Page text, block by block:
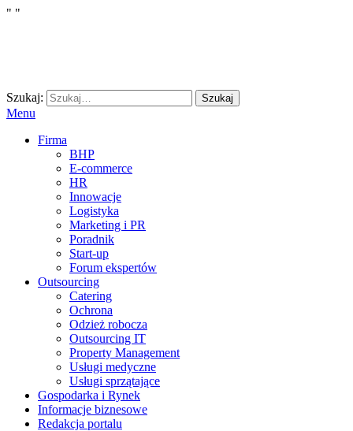
" "
Szukaj: Szukaj
Menu
Firma
BHP
E-commerce
HR
Innowacje
Logistyka
Marketing i PR
Poradnik
Start-up
Forum ekspertów
Outsourcing
Catering
Ochrona
Odzież robocza
Outsourcing IT
Property Management
Usługi medyczne
Usługi sprzątające
Gospodarka i Rynek
Informacje biznesowe
Redakcja portalu